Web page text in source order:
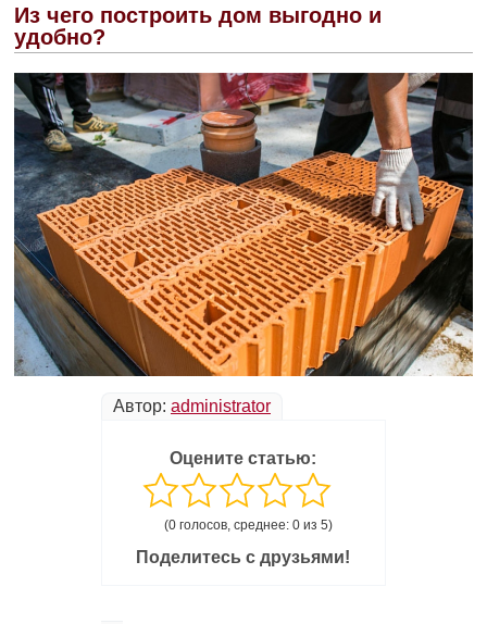
Из чего построить дом выгодно и
удобно?
Автор: administrator
Оцените статью:
(0 голосов, среднее: 0 из 5)
Поделитесь с друзьями!